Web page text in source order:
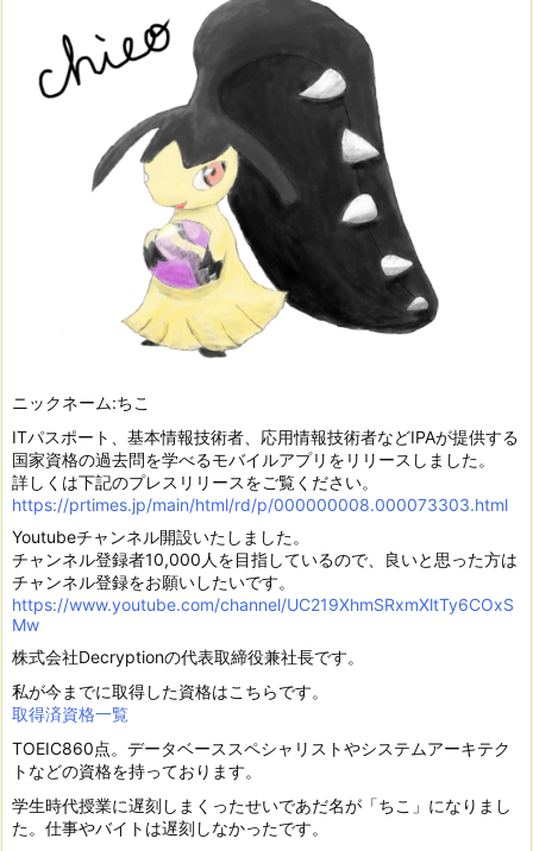
ニックネーム:ちこ
ITパスポート、基本情報技術者、応用情報技術者などIPAが提供する
国家資格の過去問を学べるモバイルアプリをリリースしました。
詳しくは下記のプレスリリースをご覧ください。
https://prtimes.jp/main/html/rd/p/000000008.000073303.html
Youtubeチャンネル開設いたしました。
チャンネル登録者10,000人を目指しているので、良いと思った方は
チャンネル登録をお願いしたいです。
https://www.youtube.com/channel/UC219XhmSRxmXltTy6COxS
Mw
株式会社Decryptionの代表取締役兼社長です。
私が今までに取得した資格はこちらです。
取得済資格一覧
TOEIC860点。データベーススペシャリストやシステムアーキテク
トなどの資格を持っております。
学生時代授業に遅刻しまくったせいであだ名が「ちこ」になりまし
た。仕事やバイトは遅刻しなかったです。